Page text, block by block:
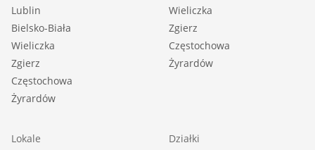
Lublin
Bielsko-Biała
Wieliczka
Zgierz
Częstochowa
Żyrardów
Wieliczka
Zgierz
Częstochowa
Żyrardów
Lokale
Działki